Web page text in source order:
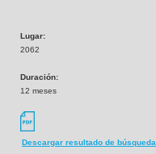
Lugar:
2062
Duración:
12 meses
Descargar resultado de búsqueda